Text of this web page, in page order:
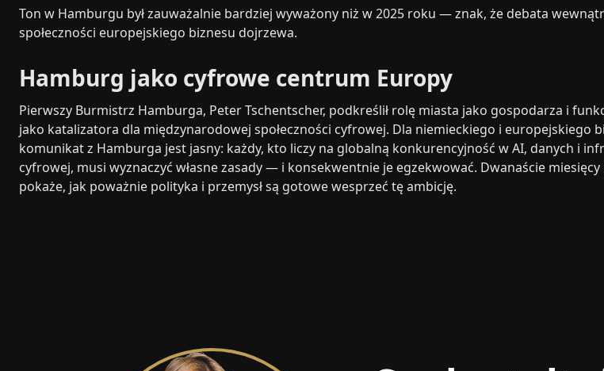
Ton w Hamburgu był zauważalnie bardziej wyważony niż w 2025 roku — znak, że debata
społeczności europejskiego biznesu dojrzewa.
Hamburg jako cyfrowe centrum Europy
Pierwszy Burmistrz Hamburga, Peter Tschentscher, podkreślił rolę miasta jako gospodarza i
jako katalizatora dla międzynarodowej społeczności cyfrowej. Dla niemieckiego i europejskiego
komunikat z Hamburga jest jasny: każdy, kto liczy na globalną konkurencyjność w AI, danych i
cyfrowej, musi wyznaczyć własne zasady — i konsekwentnie je egzekwować. Dwanaście miesięcy
pokaże, jak poważnie polityka i przemysł są gotowe wesprzeć tę ambicję.